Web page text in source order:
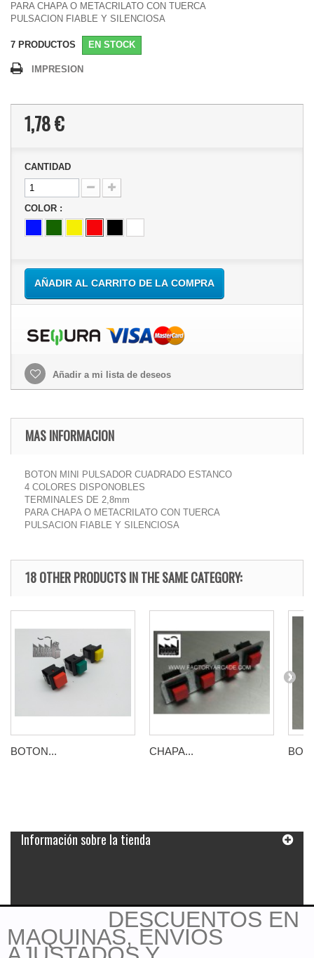
DESCUENTOS EN
MAQUINAS, ENVIOS
PARA CHAPA O METACRILATO CON TUERCA
PULSACION FIABLE Y SILENCIOSA
7 PRODUCTOS EN STOCK
IMPRESION
1,78 €
CANTIDAD
COLOR :
AÑADIR AL CARRITO DE LA COMPRA
Añadir a mi lista de deseos
MAS INFORMACION
BOTON MINI PULSADOR CUADRADO ESTANCO
4 COLORES DISPONOBLES
TERMINALES DE 2,8mm
PARA CHAPA O METACRILATO CON TUERCA
PULSACION FIABLE Y SILENCIOSA
18 OTHER PRODUCTS IN THE SAME CATEGORY:
BOTON... CHAPA...
Información sobre la tienda